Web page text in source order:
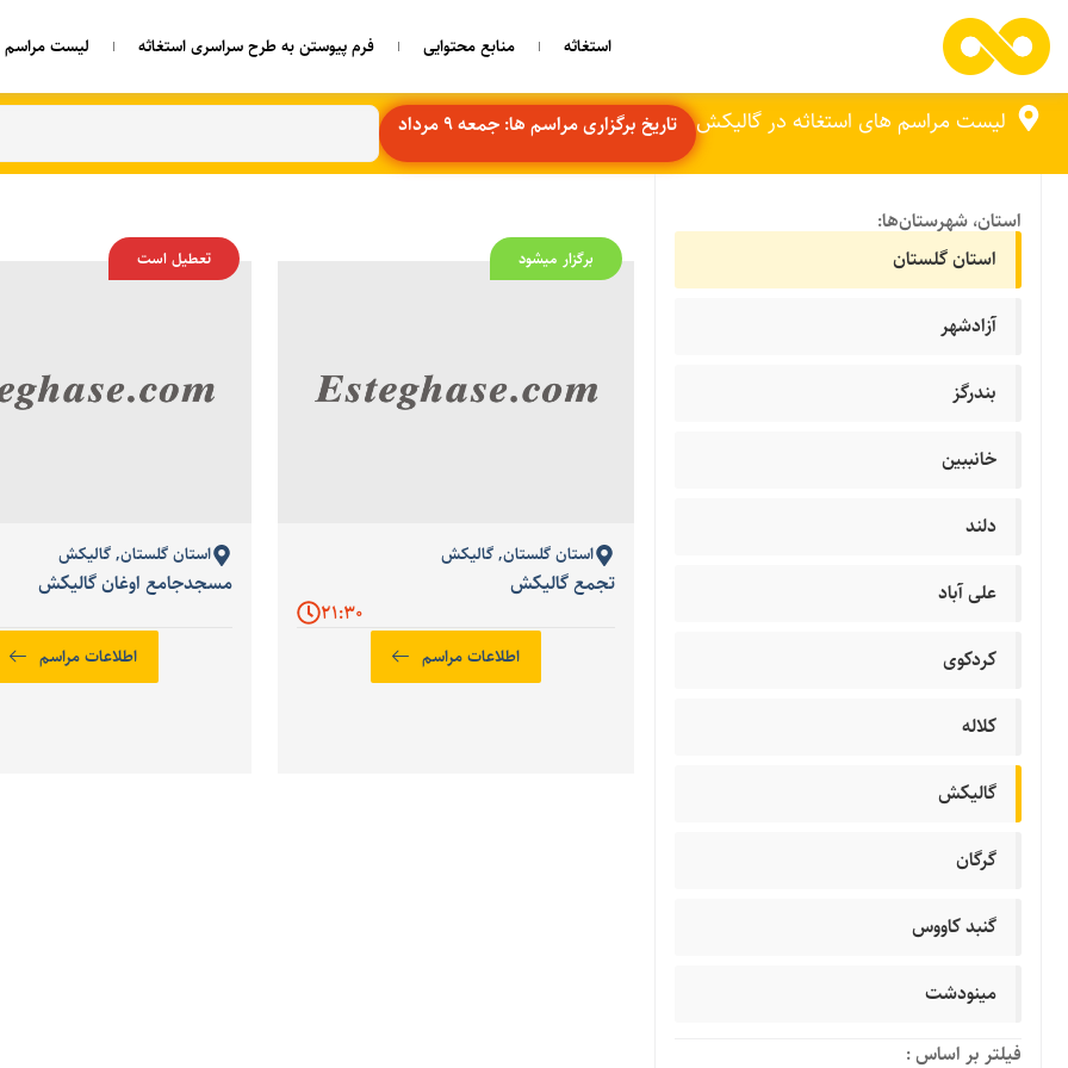
استغاثه منابع محتوایی فرم پیوستن به طرح سراسری استغاثه لیست مراسم
لیست مراسم های استغاثه در گالیکش تاریخ برگزاری مراسم ها: جمعه 9 مرداد
استان، شهرستان‌ها:
استان گلستان
آزادشهر
بندرگز
خانببین
دلند
علی آباد
کردکوی
کلاله
گالیکش
گرگان
گنبد کاووس
مینودشت
فیلتر بر اساس :
برگزار میشود
استان گلستان,گالیکش
تجمع گالیکش
21:30
اطلاعات مراسم
تعطیل است
استان گلستان,گالیکش
مسجدجامع اوغان گالیکش
اطلاعات مراسم